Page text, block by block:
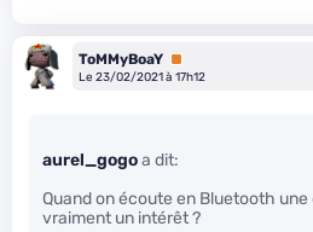
ToMMyBoaY Premium
Le 23/02/2021 à 17h12
aurel_gogoa dit:
Quand on écoute en Bluetooth une
vraiment un intérêt ?